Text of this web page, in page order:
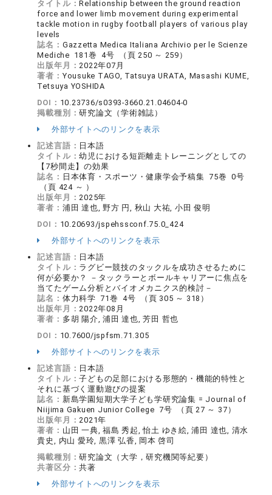
タイトル：Relationship between the ground reaction
force and lower limb movement during experimental
tackle motion in rugby football players of various play
levels
誌名： Gazzetta Medica Italiana Archivio per le Scienze
Mediche 181巻 4号 （頁 250 ～ 259）
出版年月：2022年07月
著者： Yousuke TAGO, Tatsuya URATA, Masashi KUME,
Tetsuya YOSHIDA
DOI： 10.23736/s0393-3660.21.04604-0
掲載種別：研究論文（学術雑誌）
外部サイトへのリンクを表示
記述言語： 日本語
タイトル：幼児における短距離走トレーニングとしての
【7秒間走】の効果
誌名： 日本体育・スポーツ・健康学会予稿集 75巻 0号
（頁 424 ～ ）
出版年月：2025年
著者： 浦田 達也, 野方 円, 秋山 大祐, 小田 俊明
DOI： 10.20693/jspehssconf.75.0_424
外部サイトへのリンクを表示
記述言語： 日本語
タイトル： ラグビー競技のタックルを成功させるために
何が必要か？ －タックラーとボールキャリアーに焦点を
当てたゲーム分析とバイオメカニクス的検討－
誌名： 体力科学 71巻 4号 （頁 305 ～ 318）
出版年月：2022年08月
著者： 多胡 陽介, 浦田 達也, 芳田 哲也
DOI： 10.7600/jspfsm.71.305
外部サイトへのリンクを表示
記述言語： 日本語
タイトル：子どもの足部における形態的・機能的特性と
それに基づく運動遊びの提案
誌名： 新島学園短期大学子ども学研究論集 = Journal of
Niijima Gakuen Junior College 7号 （頁 27 ～ 37）
出版年月：2021年
著者： 山田 一典, 福島 秀起, 怡土 ゆき絵, 浦田 達也, 清水
貴史, 内山 愛玲, 黒澤 弘香, 岡本 啓司
掲載種別：研究論文（大学，研究機関等紀要）
共著区分：共著
外部サイトへのリンクを表示